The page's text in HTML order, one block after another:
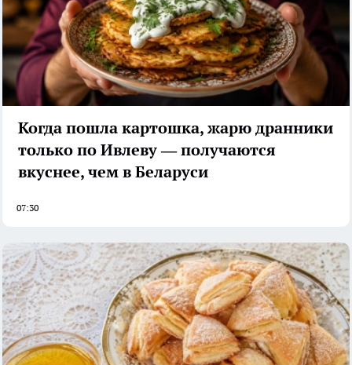
Когда пошла картошка, жарю дранники
только по Ивлеву — получаются
вкуснее, чем в Беларуси
07:30